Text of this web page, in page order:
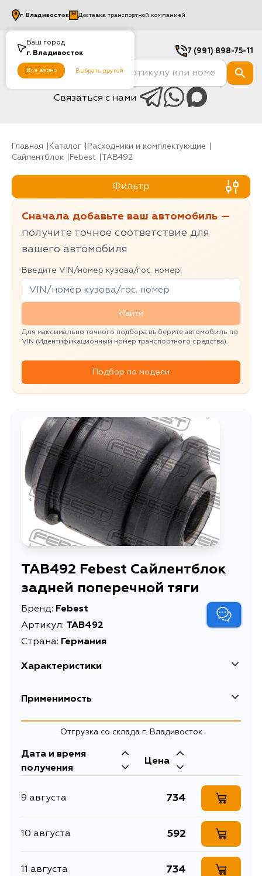
Ваш город
г. Владивосток
Все верно Выбрать другой
г. Владивосток Доставка транспортной компанией
7 (991) 898-75-11
Связаться с нами
Главная Каталог
Расходники и комплектующие
Сайлентблок
Febest TAB492
Фильтр
Сначала добавьте ваш автомобиль —
получите точное соответствие для
вашего автомобиля
Введите VIN/номер кузова/гос. номер
Найти
Для максимально точного подбора выберите автомобиль по
VIN (Идентификационный номер транспортного средства).
Подбор по модели
TAB492 Febest Сайлентблок
задней поперечной тяги
Бренд: Febest
Артикул: TAB492
Страна: Германия
Характеристики
EAN-13
Длина упаковки, мм 40
Масса, кг 0.086
Применимость
Toyota
Кузов Двигатель
NCP65, SCP11, NLP51, NSP160,
NCP59G, NCP52V, NCP165V,
NCP25, NCP16, NNP15, NCZ25,
1NZFE
Отгрузка со склада г. Владивосток
Дата и время
получения
Цена
9 августа 734
10 августа 592
11 августа 734